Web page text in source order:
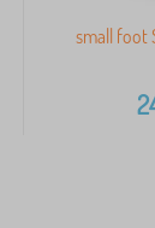
small foot